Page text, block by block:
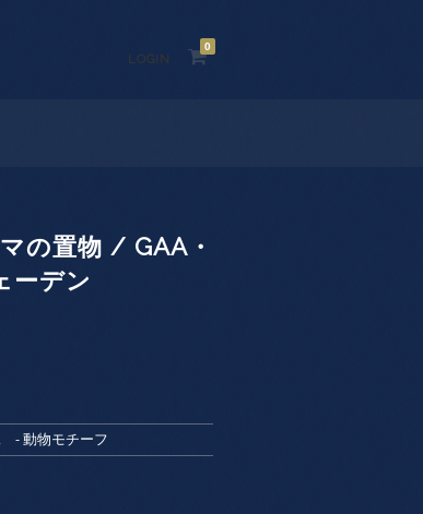
LOGIN
0
の置物 / GAA・
ーデン
, - 動物モチーフ